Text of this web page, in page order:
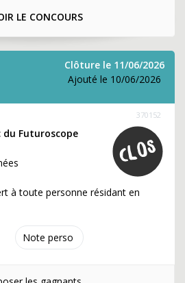
LE CONCOURS
Clôture le 11/06/2026
Ajouté le 10/06/2026
Note perso
370152
du Futuroscope
à toute personne résidant en